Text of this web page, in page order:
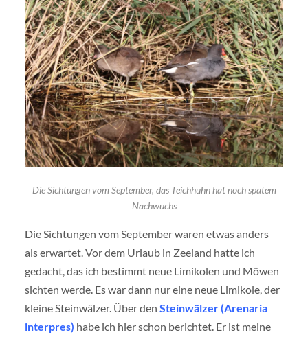
Die Sichtungen vom September, das Teichhuhn hat noch spätem
Nachwuchs
Die Sichtungen vom September waren etwas anders
als erwartet. Vor dem Urlaub in Zeeland hatte ich
gedacht, das ich bestimmt neue Limikolen und Möwen
sichten werde. Es war dann nur eine neue Limikole, der
kleine Steinwälzer. Über den Steinwälzer (Arenaria
interpres) habe ich hier schon berichtet. Er ist meine